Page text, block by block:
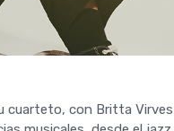
cuarteto, con Britta